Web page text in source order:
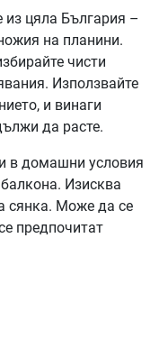
из цяла България –
на планини.
чисти
Използвайте
и винаги
да расте.
в домашни условия
Изисква
сянка. Може да се
предпочитат